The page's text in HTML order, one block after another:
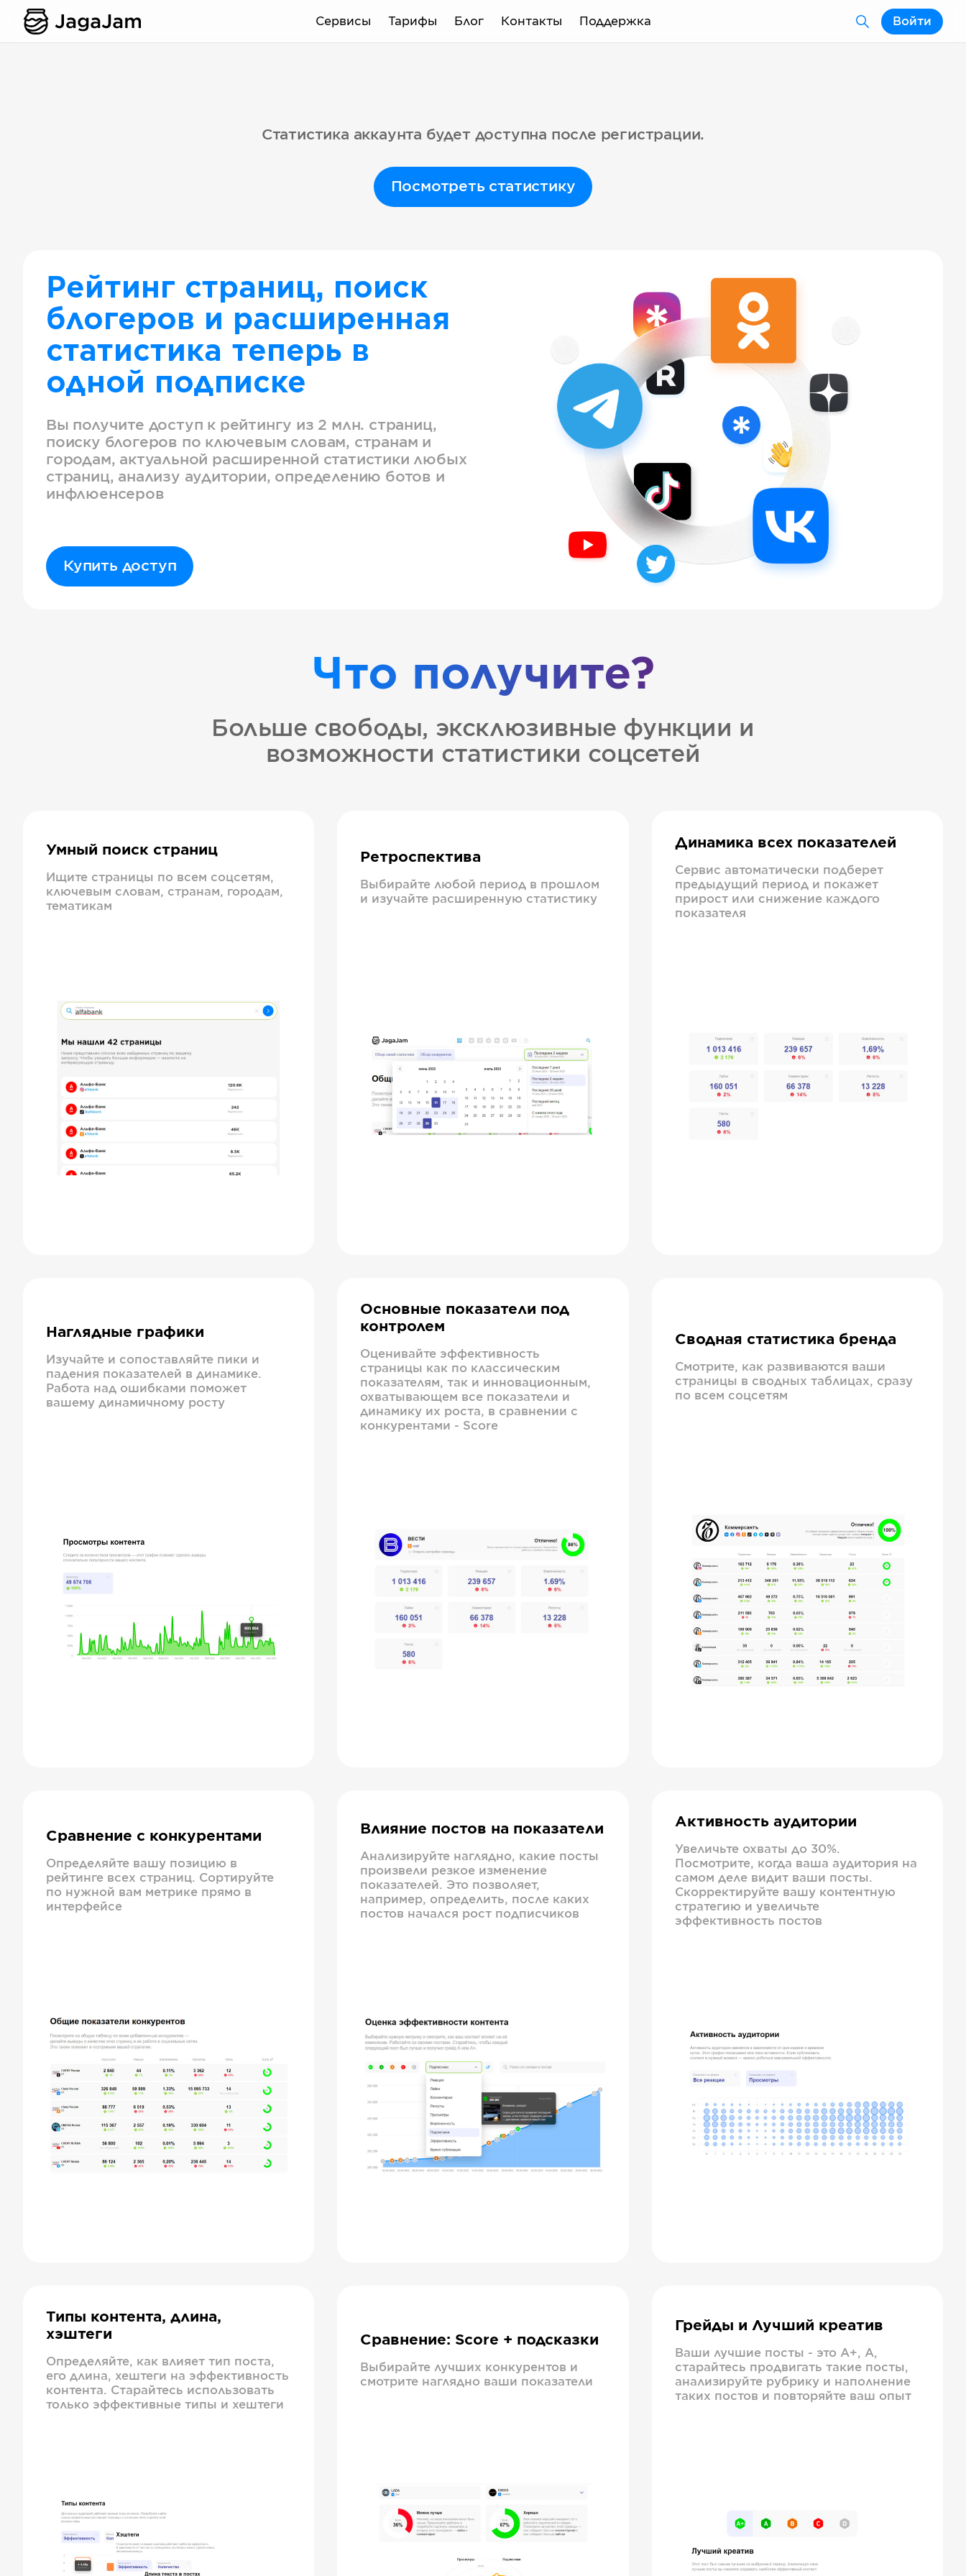
Сервисы Тарифы Блог Контакты Поддержка Войти
Статистика аккаунта будет доступна после регистрации.
Посмотреть статистику
Рейтинг страниц, поиск
блогеров и расширенная
статистика теперь в
одной подписке
Вы получите доступ к рейтингу из 2 млн. страниц,
поиску блогеров по ключевым словам, странам и
городам, актуальной расширенной статистики любых
страниц, анализу аудитории, определению ботов и
инфлюенсеров
Купить доступ
Что получите?
Больше свободы, эксклюзивные функции и
возможности статистики соцсетей
Умный поиск страниц
Ищите страницы по всем соцсетям,
ключевым словам, странам, городам,
тематикам
Ретроспектива
Выбирайте любой период в прошлом
и изучайте расширенную статистику
Динамика всех показателей
Сервис автоматически подберет
предыдущий период и покажет
прирост или снижение каждого
показателя
Наглядные графики
Изучайте и сопоставляйте пики и
падения показателей в динамике.
Работа над ошибками поможет
вашему динамичному росту
Основные показатели под
контролем
Оценивайте эффективность
страницы как по классическим
показателям, так и инновационным,
охватывающем все показатели и
динамику их роста, в сравнении с
конкурентами - Score
Сводная статистика бренда
Смотрите, как развиваются ваши
страницы в сводных таблицах, сразу
по всем соцсетям
Сравнение с конкурентами
Определяйте вашу позицию в
рейтинге всех страниц. Сортируйте
по нужной вам метрике прямо в
интерфейсе
Влияние постов на показатели
Анализируйте наглядно, какие посты
произвели резкое изменение
показателей. Это позволяет,
например, определить, после каких
постов начался рост подписчиков
Активность аудитории
Увеличьте охваты до 30%.
Посмотрите, когда ваша аудитория на
самом деле видит ваши посты.
Скорректируйте вашу контентную
стратегию и увеличьте
эффективность постов
Типы контента, длина,
хэштеги
Определяйте, как влияет тип поста,
его длина, хештеги на эффективность
контента. Старайтесь использовать
только эффективные типы и хештеги
Сравнение: Score + подсказки
Выбирайте лучших конкурентов и
смотрите наглядно ваши показатели
Грейды и Лучший креатив
Ваши лучшие посты - это А+, А,
старайтесь продвигать такие посты,
анализируйте рубрику и наполнение
таких постов и повторяйте ваш опыт